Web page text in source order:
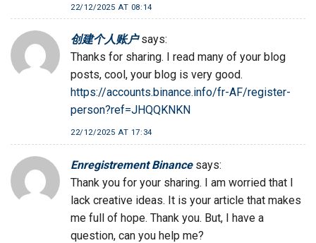
22/12/2025 AT 08:14
创建个人账户 says:
Thanks for sharing. I read many of your blog
posts, cool, your blog is very good.
https://accounts.binance.info/fr-AF/register-
person?ref=JHQQKNKN
22/12/2025 AT 17:34
Enregistrement Binance says:
Thank you for your sharing. I am worried that I
lack creative ideas. It is your article that makes
me full of hope. Thank you. But, I have a
question, can you help me?